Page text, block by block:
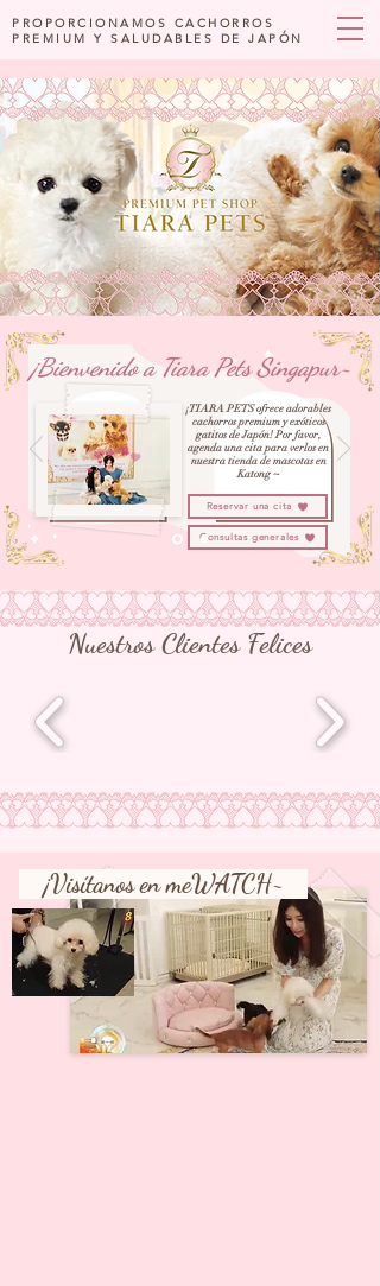
PROPORCIONAMOS CACHORROS
PREMIUM Y SALUDABLES DE JAPÓN
¡Bienvenido a Tiara Pets Singapur~
¡TIARA PETS ofrece adorables
cachorros premium y exóticos
gatitos de Japón! Por favor,
agenda una cita para verlos en
nuestra tienda de mascotas en
Katong ~
Reservar una cita
Consultas generales
Nuestros Clientes Felices
¡Visítanos en meWATCH~